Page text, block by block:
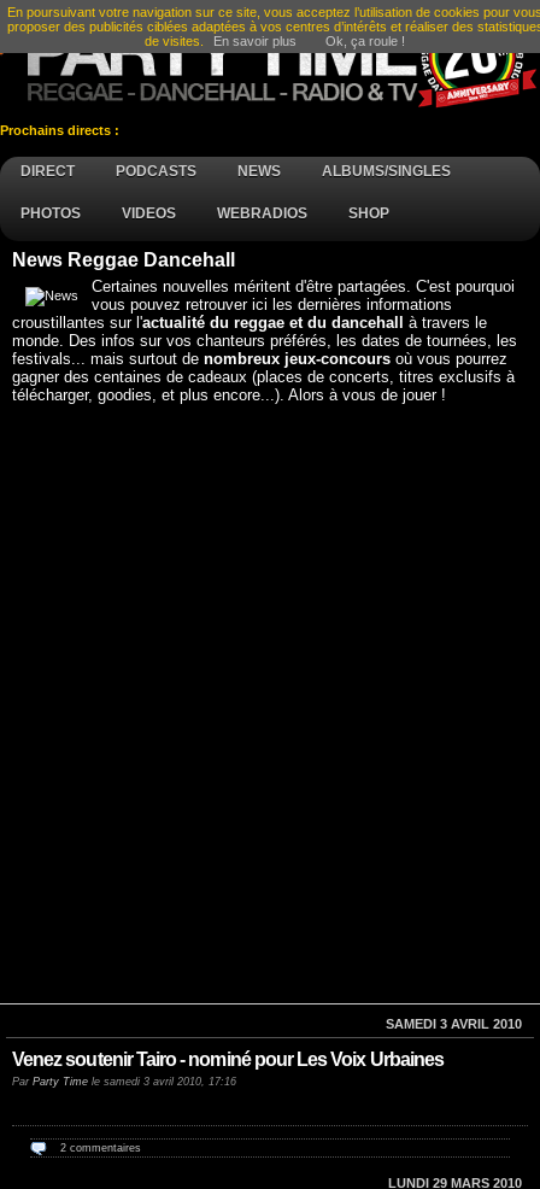
Prochains directs :
DIRECT PODCASTS NEWS ALBUMS/SINGLES
PHOTOS VIDEOS WEBRADIOS SHOP
News Reggae Dancehall
Certaines nouvelles méritent d'être partagées. C'est pourquoi
vous pouvez retrouver ici les dernières informations
croustillantes sur l'actualité du reggae et du dancehall
à travers le
monde. Des infos sur vos chanteurs préférés, les dates de tournées, les
festivals... mais surtout de nombreux jeux-concours où vous pourrez
gagner des centaines de cadeaux (places de concerts, titres exclusifs à
télécharger, goodies, et plus encore...). Alors à vous de jouer !
SAMEDI 3 AVRIL 2010
Venez soutenir Tairo - nominé pour Les Voix Urbaines
Par Party Time le samedi 3 avril 2010, 17:16
2 commentaires
LUNDI 29 MARS 2010
En poursuivant votre navigation sur ce site, vous acceptez l’utilisation de cookies pour
proposer des publicités ciblées adaptées à vos centres d’intérêts et réaliser des
de visites.
En savoir plus Ok, ça roule !